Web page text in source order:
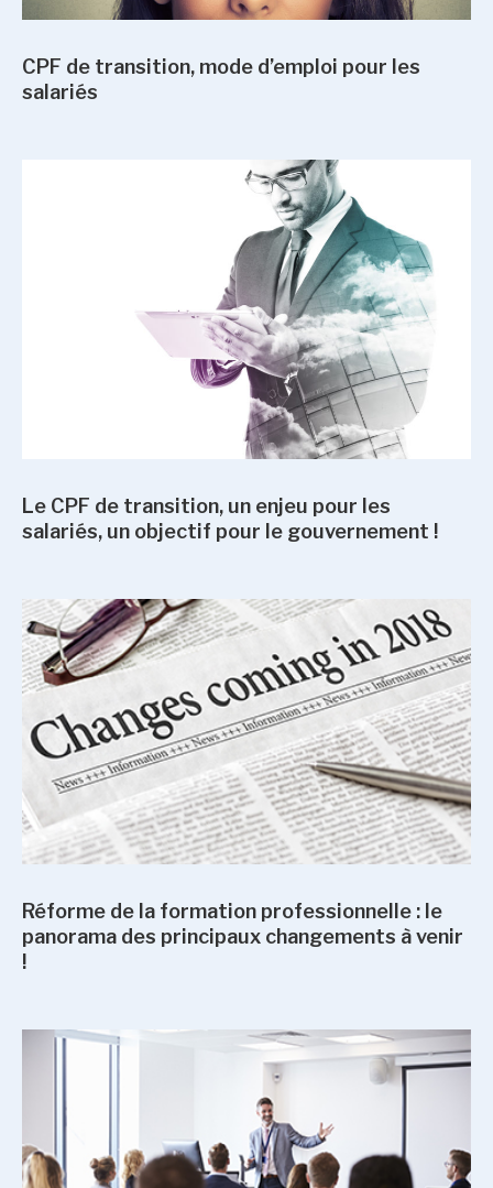
CPF de transition, mode d’emploi pour les
salariés
Le CPF de transition, un enjeu pour les
salariés, un objectif pour le gouvernement !
Réforme de la formation professionnelle : le
panorama des principaux changements à venir
!